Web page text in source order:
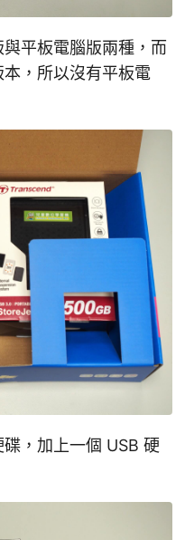
平板電腦版兩種，而
，所以沒有平板電
，加上一個 USB 硬